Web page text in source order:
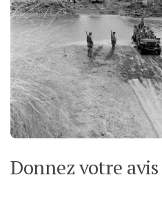
Donnez votre